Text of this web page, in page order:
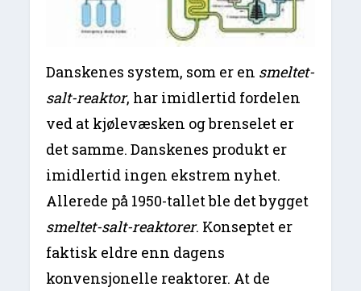
Danskenes system, som er en smeltet-
salt-reaktor, har imidlertid fordelen
ved at kjølevæsken og brenselet er
det samme. Danskenes produkt er
imidlertid ingen ekstrem nyhet.
Allerede på 1950-tallet ble det bygget
smeltet-salt-reaktorer. Konseptet er
faktisk eldre enn dagens
konvensjonelle reaktorer. At de